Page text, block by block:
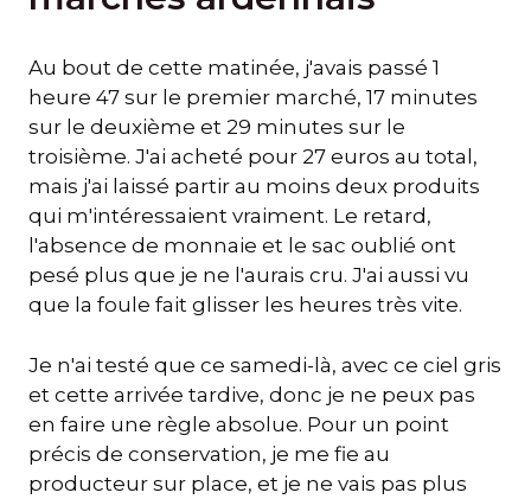
Au bout de cette matinée, j'avais passé 1
heure 47 sur le premier marché, 17 minutes
sur le deuxième et 29 minutes sur le
troisième. J'ai acheté pour 27 euros au total,
mais j'ai laissé partir au moins deux produits
qui m'intéressaient vraiment. Le retard,
l'absence de monnaie et le sac oublié ont
pesé plus que je ne l'aurais cru. J'ai aussi vu
que la foule fait glisser les heures très vite.
Je n'ai testé que ce samedi-là, avec ce ciel gris
et cette arrivée tardive, donc je ne peux pas
en faire une règle absolue. Pour un point
précis de conservation, je me fie au
producteur sur place, et je ne vais pas plus